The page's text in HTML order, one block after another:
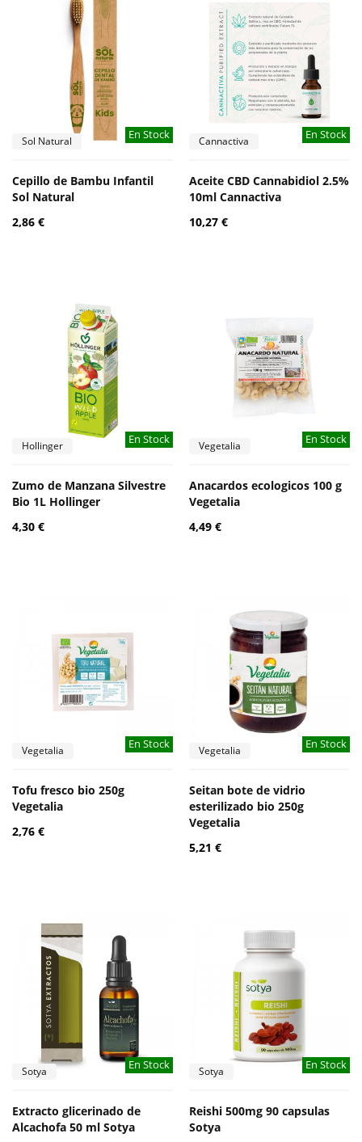
En Stock
Sol Natural
Cepillo de Bambu Infantil
Sol Natural
2,86 €
En Stock
Cannactiva
Aceite CBD Cannabidiol 2.5%
10ml Cannactiva
10,27 €
En Stock
Hollinger
Zumo de Manzana Silvestre
Bio 1L Hollinger
4,30 €
En Stock
Vegetalia
Anacardos ecologicos 100 g
Vegetalia
4,49 €
En Stock
Vegetalia
Tofu fresco bio 250g
Vegetalia
2,76 €
En Stock
Vegetalia
Seitan bote de vidrio
esterilizado bio 250g
Vegetalia
5,21 €
En Stock
Sotya
Extracto glicerinado de
Alcachofa 50 ml Sotya
En Stock
Sotya
Reishi 500mg 90 capsulas
Sotya